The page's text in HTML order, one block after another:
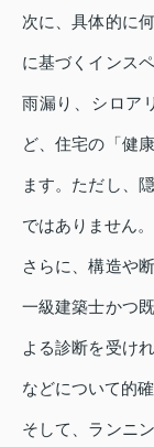
次に、具体的に
に基づくインス
雨漏り、シロア
ど、住宅の「健
ます。ただし、
ではありません。
さらに、構造や
一級建築士かつ
よる診断を受け
などについて的
そして、ランニ